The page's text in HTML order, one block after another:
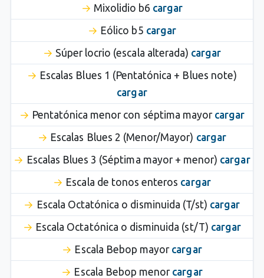
Mixolidio b6 cargar
Eólico b5 cargar
Súper locrio (escala alterada) cargar
Escalas Blues 1 (Pentatónica + Blues note)
cargar
Pentatónica menor con séptima mayor cargar
Escalas Blues 2 (Menor/Mayor) cargar
Escalas Blues 3 (Séptima mayor + menor) cargar
Escala de tonos enteros cargar
Escala Octatónica o disminuida (T/st) cargar
Escala Octatónica o disminuida (st/T) cargar
Escala Bebop mayor cargar
Escala Bebop menor cargar